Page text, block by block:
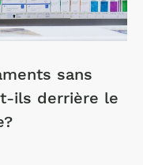
sans
ils derrière le